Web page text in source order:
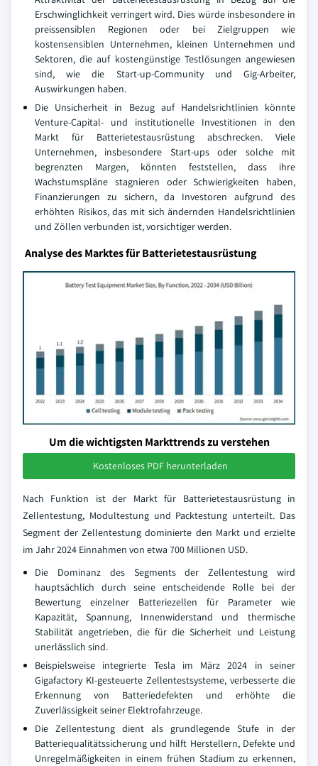
Erschwinglichkeit verringert wird. Dies würde insbesondere in
preissensiblen Regionen oder bei Zielgruppen wie
kostensensiblen Unternehmen, kleinen Unternehmen und
Sektoren, die auf kostengünstige Testlösungen angewiesen
sind, wie die Start-up-Community und Gig-Arbeiter,
Auswirkungen haben.
Die Unsicherheit in Bezug auf Handelsrichtlinien könnte
Venture-Capital- und institutionelle Investitionen in den
Markt für Batterietestausrüstung abschrecken. Viele
Unternehmen, insbesondere Start-ups oder solche mit
begrenzten Margen, könnten feststellen, dass ihre
Wachstumspläne stagnieren oder Schwierigkeiten haben,
Finanzierungen zu sichern, da Investoren aufgrund des
erhöhten Risikos, das mit sich ändernden Handelsrichtlinien
und Zöllen verbunden ist, vorsichtiger werden.
Analyse des Marktes für Batterietestausrüstung
Um die wichtigsten Markttrends zu verstehen
Kostenloses PDF herunterladen
Nach Funktion ist der Markt für Batterietestausrüstung in
Zellentestung, Modultestung und Packtestung unterteilt. Das
Segment der Zellentestung dominierte den Markt und erzielte
im Jahr 2024 Einnahmen von etwa 700 Millionen USD.
Die Dominanz des Segments der Zellentestung wird
hauptsächlich durch seine entscheidende Rolle bei der
Bewertung einzelner Batteriezellen für Parameter wie
Kapazität, Spannung, Innenwiderstand und thermische
Stabilität angetrieben, die für die Sicherheit und Leistung
unerlässlich sind.
Beispielsweise integrierte Tesla im März 2024 in seiner
Gigafactory KI-gesteuerte Zellentestsysteme, verbesserte die
Erkennung von Batteriedefekten und erhöhte die
Zuverlässigkeit seiner Elektrofahrzeuge.
Die Zellentestung dient als grundlegende Stufe in der
Batteriequalitätssicherung und hilft Herstellern, Defekte und
Unregelmäßigkeiten in einem frühen Stadium zu erkennen,